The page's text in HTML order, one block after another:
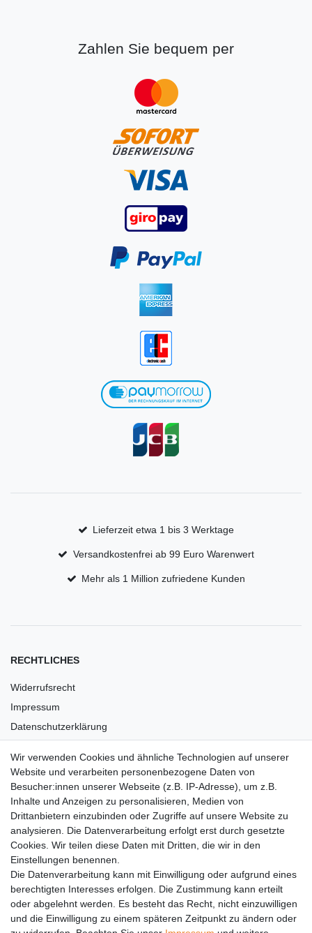
Zahlen Sie bequem per
Lieferzeit etwa 1 bis 3 Werktage
Versandkostenfrei ab 99 Euro Warenwert
Mehr als 1 Million zufriedene Kunden
RECHTLICHES
Widerrufsrecht
Impressum
Datenschutzerklärung
Versandkosten
Barrierefreiheit
Anleitungen
Vertrag widerrufen
PARTNER
DHL
GLS
Wir verwenden Cookies und ähnliche Technologien auf unserer
Website und verarbeiten personenbezogene Daten von
Besucher:innen unserer Webseite (z.B. IP-Adresse), um z.B.
Inhalte und Anzeigen zu personalisieren, Medien von
Drittanbietern einzubinden oder Zugriffe auf unsere Website zu
analysieren. Die Datenverarbeitung erfolgt erst durch gesetzte
Cookies. Wir teilen diese Daten mit Dritten, die wir in den
Einstellungen benennen.
Die Datenverarbeitung kann mit Einwilligung oder aufgrund eines
berechtigten Interesses erfolgen. Die Zustimmung kann erteilt
oder abgelehnt werden. Es besteht das Recht, nicht einzuwilligen
und die Einwilligung zu einem späteren Zeitpunkt zu ändern oder